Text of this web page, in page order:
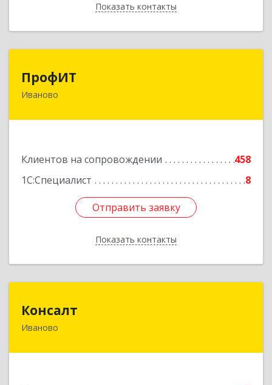
Показать контакты
Назад
ПрофИТ
Иваново
Клиентов на сопровождении
458
1С:Специалист
8
Отправить заявку
Показать контакты
153000, Ивановская обл, г.о. город Иваново,
Подробнее
Отправить заявку
Назад
Консалт
Иваново
153000, Ивановская обл, Иваново г, Жарова ул,